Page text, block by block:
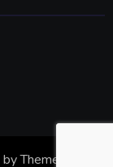
byThemeansar